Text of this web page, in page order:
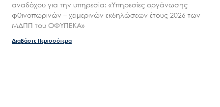
Νέα – Δημοσιότητα
Άξονες δράσης
αναδόχου για την υπηρεσία: «Υπηρεσίες οργάνωσης
φθινοπωρινών – χειμερινών εκδηλώσεων έτους 2026 των
ΜΔΠΠ του ΟΦΥΠΕΚΑ»
Διαβάστε Περισσότερα